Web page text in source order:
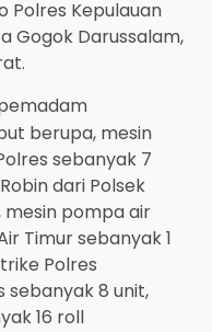
Polres Kepulauan
Gogok Darussalam,
berupa, mesin
sebanyak 7
dari Polsek
mesin pompa air
Timur sebanyak 1
Polres
sebanyak 8 unit,
16 roll